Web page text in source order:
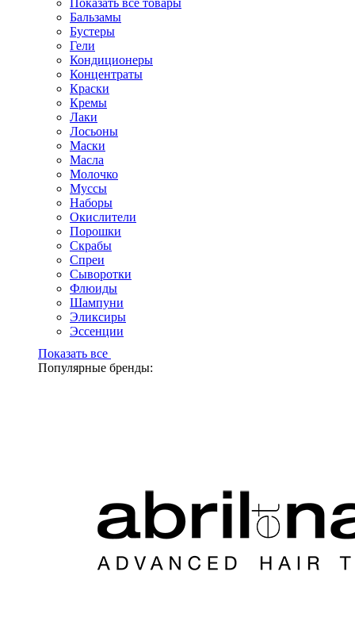
Показать все товары
Бальзамы
Бустеры
Гели
Кондиционеры
Концентраты
Краски
Кремы
Лаки
Лосьоны
Маски
Масла
Молочко
Муссы
Наборы
Окислители
Порошки
Скрабы
Спреи
Сыворотки
Флюиды
Шампуни
Эликсиры
Эссенции
Показать все
Популярные бренды: